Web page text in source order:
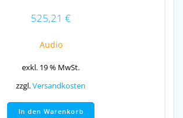
525,21 €
Audio
exkl. 19 % MwSt.
zzgl.Versandkosten
In den Warenkorb